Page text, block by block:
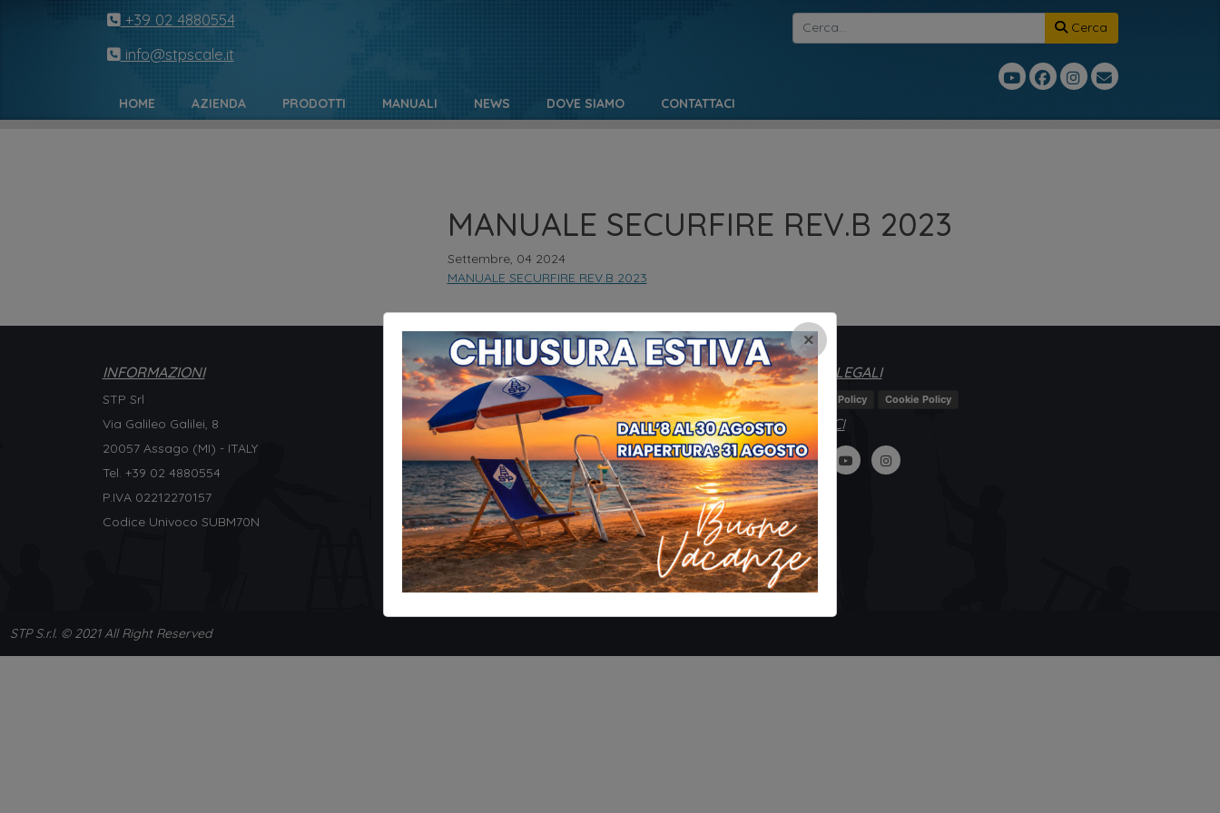
+39 02 4880554
info@stpscale.it
Cerca
HOME AZIENDA PRODOTTI MANUALI NEWS DOVE SIAMO CONTATTACI
MANUALE SECURFIRE REV.B 2023
Settembre, 04 2024
MANUALE SECURFIRE REV.B 2023
INFORMAZIONI
STP Srl
Via Galileo Galilei, 8
20057 Assago (MI) - ITALY
Tel. +39 02 4880554
P.IVA 02212270157
Codice Univoco SUBM70N
MENU
HOME
AZIENDA
MANUALI
DOVE SIAMO
CONTATTACI
NOTE LEGALI
Privacy Policy Cookie Policy
SEGUICI
STP S.r.l. © 2021 All Right Reserved
×